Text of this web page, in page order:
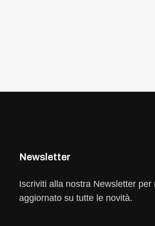
Newsletter
Iscriviti alla nostra Newsletter per
aggiornato su tutte le novità.